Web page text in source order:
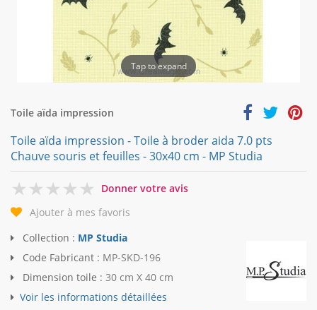
Tap to expand
Toile aïda impression
Toile aïda impression - Toile à broder aida 7.0 pts
Chauve souris et feuilles - 30x40 cm - MP Studia
0
Donner votre avis
Ajouter à mes favoris
Collection : MP Studia
Code Fabricant : MP-SKD-196
Dimension toile : 30 cm X 40 cm
Voir les informations détaillées